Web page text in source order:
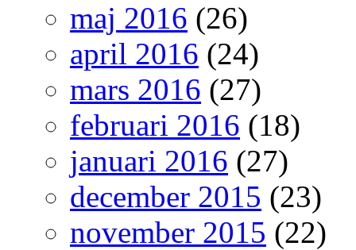
maj 2016 (26)
april 2016 (24)
mars 2016 (27)
februari 2016 (18)
januari 2016 (27)
december 2015 (23)
november 2015 (22)